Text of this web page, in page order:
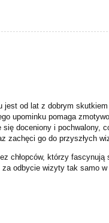
jest od lat z dobrym
upominku pomaga
się doceniony i pochwalony,
zachęci go do przyszłych
chłopców, którzy fascynują
za odbycie wizyty tak samo